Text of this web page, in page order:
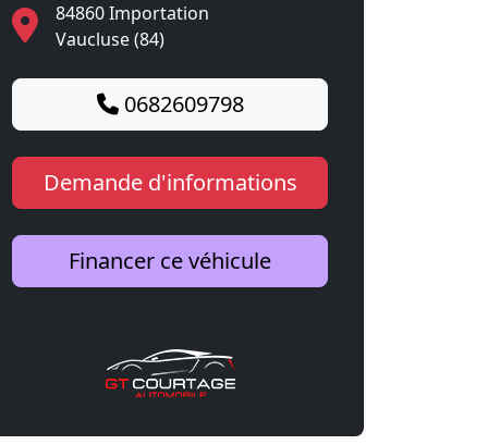
84860 Importation
Vaucluse (84)
0682609798
Demande d'informations
Financer ce véhicule